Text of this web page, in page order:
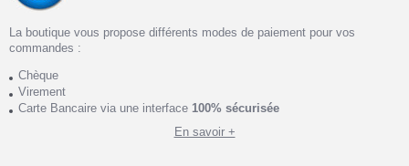
La boutique vous propose différents modes de paiement pour vos
commandes :
Chèque
Virement
Carte Bancaire via une interface 100% sécurisée
En savoir +